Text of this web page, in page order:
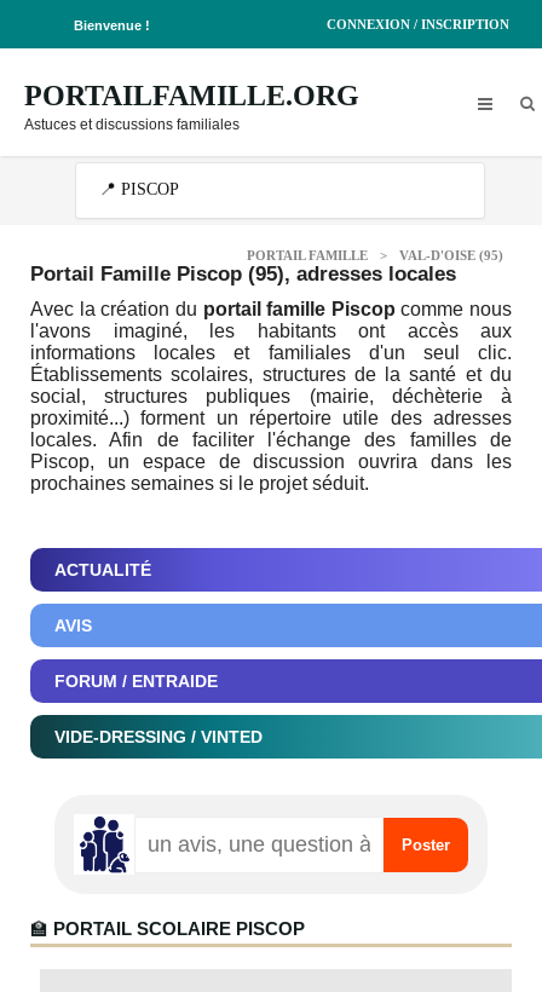
Bienvenue ! CONNEXION / INSCRIPTION
PORTAILFAMILLE.ORG
Astuces et discussions familiales
PORTAIL FAMILLE > VAL-D'OISE (95)
Portail Famille Piscop (95), adresses locales
Avec la création du portail famille Piscop comme nous
l'avons imaginé, les habitants ont accès aux
informations locales et familiales d'un seul clic.
Établissements scolaires, structures de la santé et du
social, structures publiques (mairie, déchèterie à
proximité...) forment un répertoire utile des adresses
locales. Afin de faciliter l'échange des familles de
Piscop, un espace de discussion ouvrira dans les
prochaines semaines si le projet séduit.
ACTUALITÉ
AVIS
FORUM / ENTRAIDE
VIDE-DRESSING / VINTED
🏫 PORTAIL SCOLAIRE PISCOP